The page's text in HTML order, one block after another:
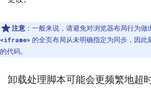
注意 ：一般来说，请避免对浏览器布局行为
<iframe> 的全页布局从未明确指定为同步，因此
的代码。
卸载处理脚本可能会更频繁地超